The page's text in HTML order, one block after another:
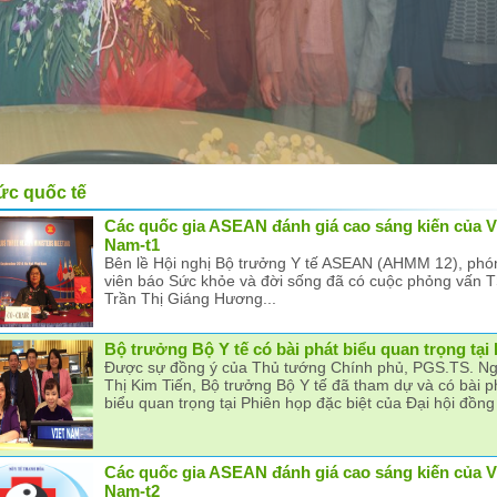
quốc tế
Các quốc gia ASEAN đánh giá cao sáng kiến của
Nam-t1
Bên lề Hội nghị Bộ trưởng Y tế ASEAN (AHMM 12),
viên báo Sức khỏe và đời sống đã có cuộc phỏng vấn
Trần Thị Giáng Hương...
Bộ trưởng Bộ Y tế có bài phát biểu quan trọng tại
Được sự đồng ý của Thủ tướng Chính phủ, PGS.TS.
Thị Kim Tiến, Bộ trưởng Bộ Y tế đã tham dự và có bài
biểu quan trọng tại Phiên họp đặc biệt của Đại hội
Các quốc gia ASEAN đánh giá cao sáng kiến của
Nam-t2